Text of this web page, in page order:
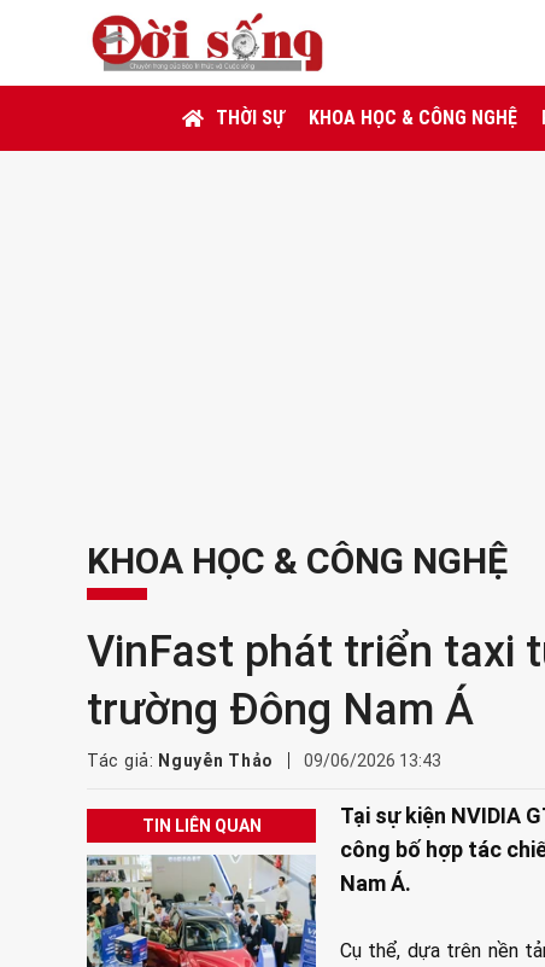
THỜI SỰ KHOA HỌC & CÔNG NGHỆ
KHOA HỌC & CÔNG NGHỆ
VinFast phát triển taxi
trường Đông Nam Á
Tác giả: Nguyễn Thảo 09/06/2026 13:43
TIN LIÊN QUAN
Tại sự kiện NVIDIA
công bố hợp tác
Nam Á.
Cụ thể, dựa trên nền